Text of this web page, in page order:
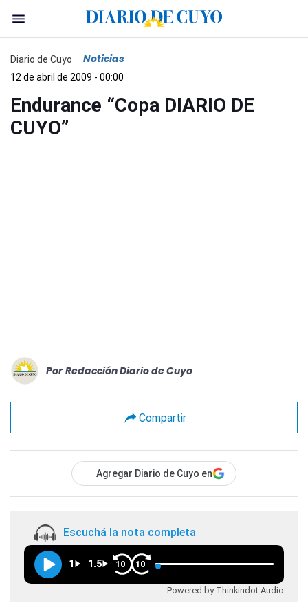
Diario de Cuyo Noticias
12 de abril de 2009 - 00:00
Endurance “Copa DIARIO DE
CUYO”
Por Redacción Diario de Cuyo
Compartir
Agregar Diario de Cuyo en
Escuchá la nota completa
1 1.5 10 10
Powered by Thinkindot Audio